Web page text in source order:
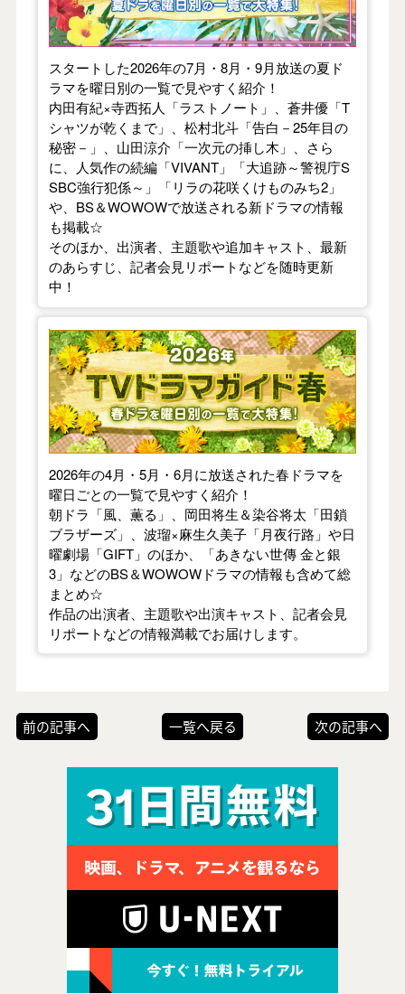
スタートした2026年の7月・8月・9月放送の夏ド
ラマを曜日別の一覧で見やすく紹介！
内田有紀×寺西拓人「ラストノート」、蒼井優「T
シャツが乾くまで」、松村北斗「告白－25年目の
秘密－」、山田涼介「一次元の挿し木」、さら
に、人気作の続編「VIVANT」「大追跡～警視庁S
SBC強行犯係～」「リラの花咲くけものみち2」
や、BS＆WOWOWで放送される新ドラマの情報
も掲載☆
そのほか、出演者、主題歌や追加キャスト、最新
のあらすじ、記者会見リポートなどを随時更新
中！
【2026年春】TVドラマガイド
2026年の4月・5月・6月に放送された春ドラマを
曜日ごとの一覧で見やすく紹介！
朝ドラ「風、薫る」、岡田将生＆染谷将太「田鎖
ブラザーズ」、波瑠×麻生久美子「月夜行路」や日
曜劇場「GIFT」のほか、「あきない世傳 金と銀
3」などのBS＆WOWOWドラマの情報も含めて総
まとめ☆
作品の出演者、主題歌や出演キャスト、記者会見
リポートなどの情報満載でお届けします。
前の記事へ 一覧へ戻る 次の記事へ